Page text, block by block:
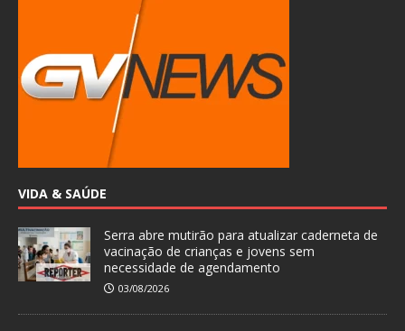
VIDA & SAÚDE
Serra abre mutirão para atualizar caderneta de
vacinação de crianças e jovens sem
necessidade de agendamento
03/08/2026